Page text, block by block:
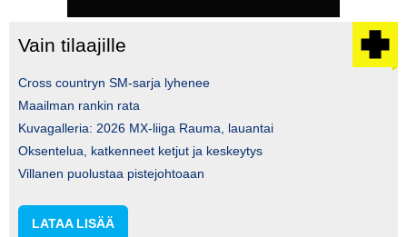
Vain tilaajille
Cross countryn SM-sarja lyhenee
Maailman rankin rata
Kuvagalleria: 2026 MX-liiga Rauma, lauantai
Oksentelua, katkenneet ketjut ja keskeytys
Villanen puolustaa pistejohtoaan
LATAA LISÄÄ